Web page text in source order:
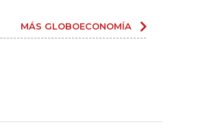
MÁS GLOBOECONOMÍA